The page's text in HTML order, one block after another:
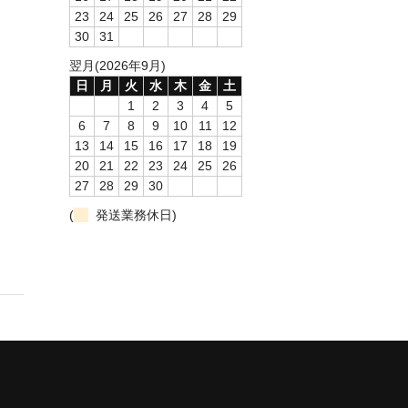
23
24 25 26 27 28
29
30
31
翌月(2026年9月)
日
月 火 水 木 金
土
1
2 3 4
5
6
7 8 9 10 11
12
13
14 15 16 17 18
19
20
21 22 23 24 25
26
27
28 29
30
(
発送業務休日)